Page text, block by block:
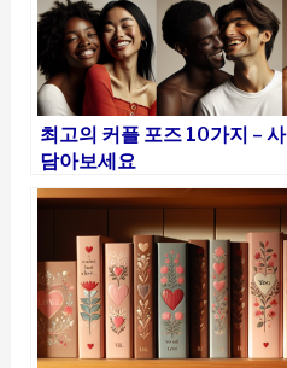
최고의 커플 포즈 10가지 –
담아보세요